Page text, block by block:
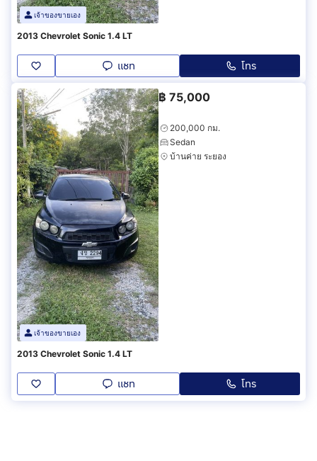
เจ้าของขายเอง
2013 Chevrolet Sonic 1.4 LT
แชท โทร
เจ้าของขายเอง
฿ 75,000
200,000 กม.
Sedan
บ้านค่าย ระยอง
2013 Chevrolet Sonic 1.4 LT
แชท โทร